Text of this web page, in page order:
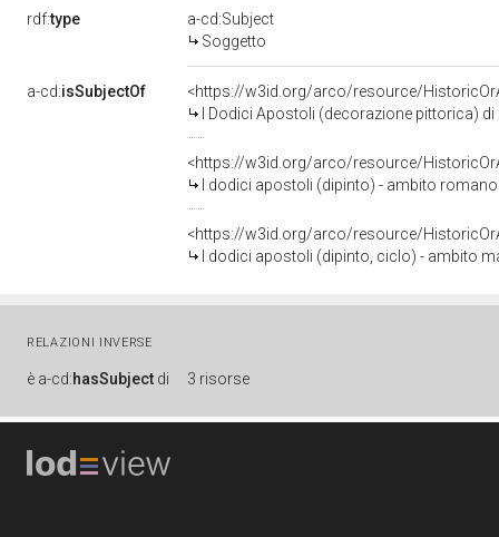
rdf:type
a-cd:Subject
Soggetto
a-cd:isSubjectOf
<https://w3id.org/arco/resource/
I Dodici Apostoli (decorazione pittorica)
<https://w3id.org/arco/resource/
I dodici apostoli (dipinto) - ambito romano
<https://w3id.org/arco/resource/
I dodici apostoli (dipinto, ciclo) - ambito
RELAZIONI INVERSE
è a-cd:hasSubject di 3 risorse